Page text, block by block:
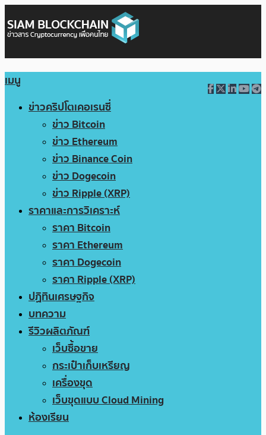
เมนู
ข่าวคริปโตเคอเรนซี่
ข่าว Bitcoin
ข่าว Ethereum
ข่าว Binance Coin
ข่าว Dogecoin
ข่าว Ripple (XRP)
ราคาและการวิเคราะห์
ราคา Bitcoin
ราคา Ethereum
ราคา Dogecoin
ราคา Ripple (XRP)
ปฏิทินเศรษฐกิจ
บทความ
รีวิวผลิตภัณฑ์
เว็บซื้อขาย
กระเป๋าเก็บเหรียญ
เครื่องขุด
เว็บขุดแบบ Cloud Mining
ห้องเรียน